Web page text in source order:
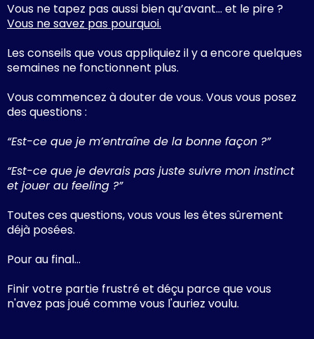
Vous ne tapez pas aussi bien qu’avant… et le pire ?
Vous ne savez pas pourquoi.
Les conseils que vous appliquiez il y a encore quelques
semaines ne fonctionnent plus.
Vous commencez à douter de vous. Vous vous posez
des questions :
“Est-ce que je m’entraîne de la bonne façon ?”
“Est-ce que je devrais pas juste suivre mon instinct
et jouer au feeling ?”
Toutes ces questions, vous vous les êtes sûrement
déjà posées.
Pour au final…
Finir votre partie frustré et déçu parce que vous
n'avez pas joué comme vous l'auriez voulu.